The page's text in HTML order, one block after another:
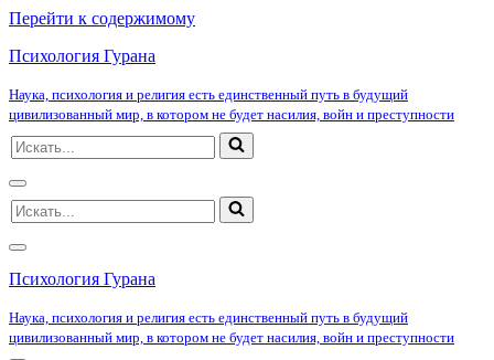
Перейти к содержимому
Психология Гурана
Наука, психология и религия есть единственный путь в будущий
цивилизованный мир, в котором не будет насилия, войн и преступности
Искать...
Меню
навигации
Искать...
Меню
навигации
Психология Гурана
Наука, психология и религия есть единственный путь в будущий
цивилизованный мир, в котором не будет насилия, войн и преступности